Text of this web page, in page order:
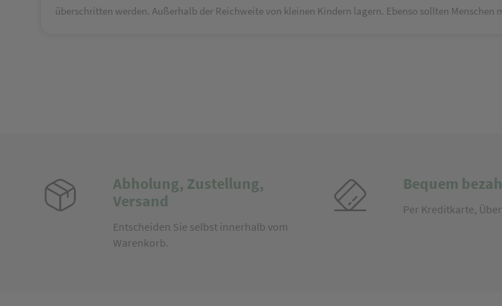
überschritten werden. Außerhalb der Reichweite von kleinen Kindern lagern. Ebenso sollten
Abholung, Zustellung,
Versand
Entscheiden Sie selbst innerhalb vom
Warenkorb.
Bequem
Per Kreditkarte,